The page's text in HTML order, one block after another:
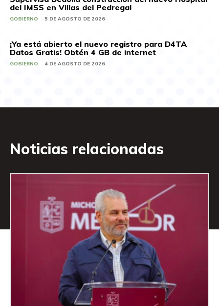
del IMSS en Villas del Pedregal
GOBIERNO 5 DE AGOSTO DE 2026
¡Ya está abierto el nuevo registro para D4TA
Datos Gratis! Obtén 4 GB de internet
GOBIERNO 4 DE AGOSTO DE 2026
Noticias relacionadas